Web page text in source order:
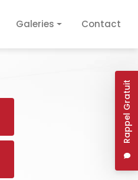
Rappel Gratuit
Galeries Contact